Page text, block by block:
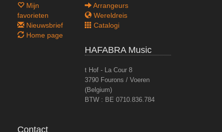
Mijn
favorieten
Nieuwsbrief
Home page
Arrangeurs
Wereldreis
Catalogi
HAFABRA Music
t Hof - La Cour 8
3790 Fourons / Voeren
(Belgium)
BTW : BE 0710.836.784
Contact